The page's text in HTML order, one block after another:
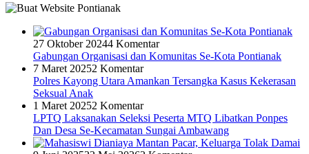
27 Oktober 20244 Komentar
Gabungan Organisasi dan Komunitas Se-Kota Pontianak
7 Maret 20252 Komentar
Polres Kayong Utara Amankan Tersangka Kasus Kekerasan
Seksual Anak
1 Maret 20252 Komentar
LPTQ Laksanakan Seleksi Peserta MTQ Libatkan Ponpes
Dan Desa Se-Kecamatan Sungai Ambawang